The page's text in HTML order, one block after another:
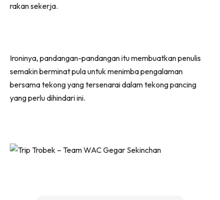
rakan sekerja.
Ironinya, pandangan-pandangan itu membuatkan penulis
semakin berminat pula untuk menimba pengalaman
bersama tekong yang tersenarai dalam tekong pancing
yang perlu dihindari ini.